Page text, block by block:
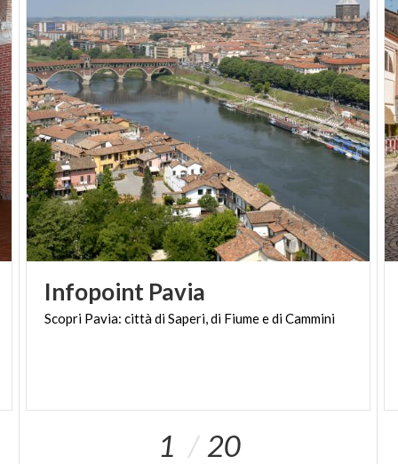
Infopoint Pavia
Scopri Pavia: cittàdiSaperi,di FiumeediCammini
1 20